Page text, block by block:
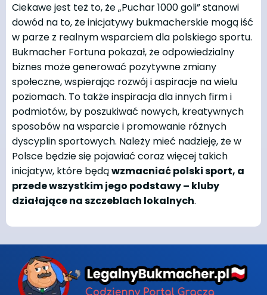
Ciekawe jest też to, że „Puchar 1000 goli” stanowi
dowód na to, że inicjatywy bukmacherskie mogą iść
w parze z realnym wsparciem dla polskiego sportu.
Bukmacher Fortuna pokazał, że odpowiedzialny
biznes może generować pozytywne zmiany
społeczne, wspierając rozwój i aspiracje na wielu
poziomach. To także inspiracja dla innych firm i
podmiotów, by poszukiwać nowych, kreatywnych
sposobów na wsparcie i promowanie różnych
dyscyplin sportowych. Należy mieć nadzieję, że w
Polsce będzie się pojawiać coraz więcej takich
inicjatyw, które będąwzmacniać polski sport, a
przede wszystkim jego podstawy – kluby
działające na szczeblach lokalnych.